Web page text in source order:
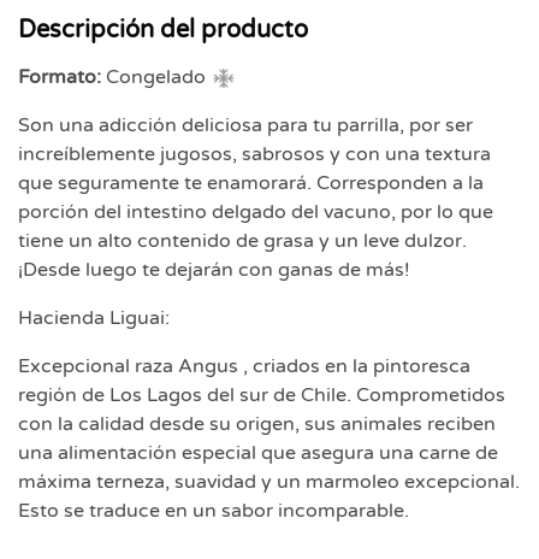
Descripción del producto
Formato: Congelado
Son una adicción deliciosa para tu parrilla, por ser
increíblemente jugosos, sabrosos y con una textura
que seguramente te enamorará. Corresponden a la
porción del intestino delgado del vacuno, por lo que
tiene un alto contenido de grasa y un leve dulzor.
¡Desde luego te dejarán con ganas de más!
Hacienda Liguai:
Excepcional raza Angus , criados en la pintoresca
región de Los Lagos del sur de Chile. Comprometidos
con la calidad desde su origen, sus animales reciben
una alimentación especial que asegura una carne de
máxima terneza, suavidad y un marmoleo excepcional.
Esto se traduce en un sabor incomparable.